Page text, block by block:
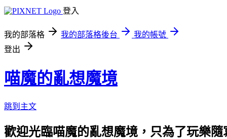
登入
我的部落格 我的部落格後台
我的帳號
登出
喵魔的亂想魔境
跳到主文
歡迎光臨喵魔的亂想魔境，只為了玩樂